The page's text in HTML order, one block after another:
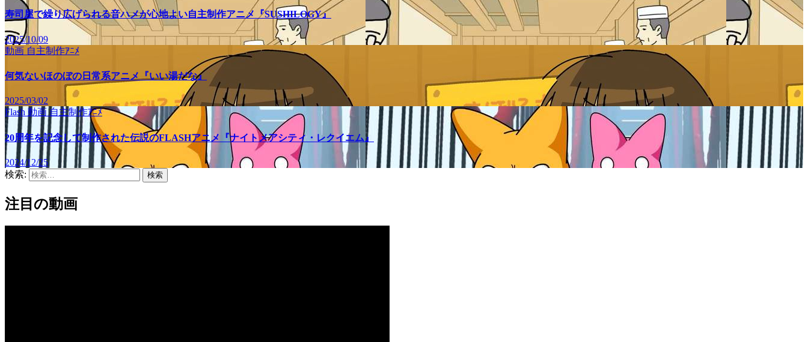
寿司屋で繰り広げられる音ハメが心地よい自主制作アニメ『SUSHILOGY』
2025/10/09
動画 自主制作ｱﾆﾒ
何気ないほのぼの日常系アニメ『いい湯だな』
2025/03/02
Flash 動画自主制作ｱﾆﾒ
20周年を記念して制作された伝説のFLASHアニメ『ナイトメアシティ・レクイエム』
2024/12/25
検索:
注目の動画